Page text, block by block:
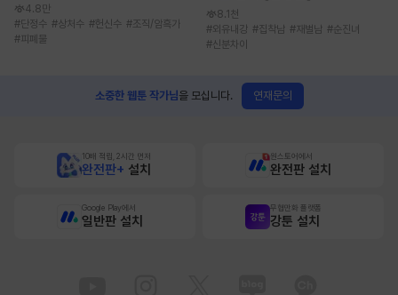
4.8만
#단정수 #상처수 #헌신수 #조직/암흑가
#피폐물
8.1천
#외유내강 #집착남 #재벌남 #순진녀
#신분차이
소중한 웹툰 작가님을 모십니다. 연재문의
10배 적립, 2시간 먼저
완전판+ 설치
원스토어에서
완전판 설치
Google Play에서
일반판 설치
무협만화 플랫폼
강툰 설치